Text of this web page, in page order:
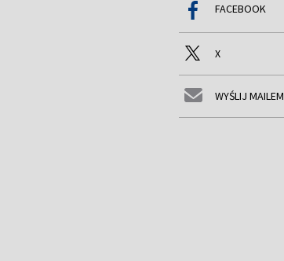
FACEBOOK
X
WYŚLIJ MAILEM